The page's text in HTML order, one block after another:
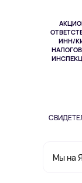
ИНН/
Мы на
Здоровье
Одежда и